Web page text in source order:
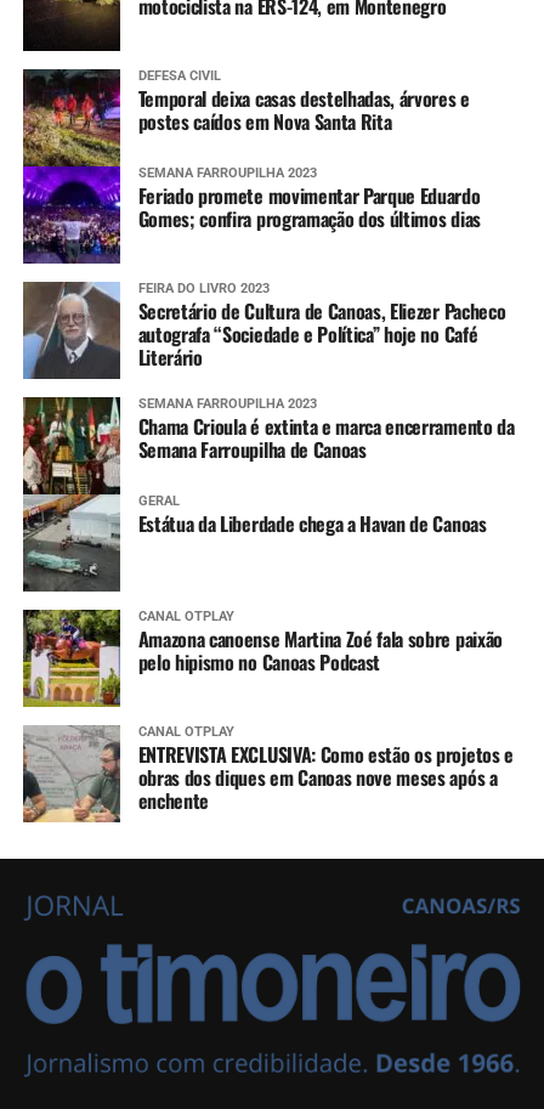
motociclista na ERS-124, em Montenegro
DEFESA CIVIL
Temporal deixa casas destelhadas, árvores e
postes caídos em Nova Santa Rita
SEMANA FARROUPILHA 2023
Feriado promete movimentar Parque Eduardo
Gomes; confira programação dos últimos dias
FEIRA DO LIVRO 2023
Secretário de Cultura de Canoas, Eliezer Pacheco
autografa “Sociedade e Política” hoje no Café
Literário
SEMANA FARROUPILHA 2023
Chama Crioula é extinta e marca encerramento da
Semana Farroupilha de Canoas
GERAL
Estátua da Liberdade chega a Havan de Canoas
CANAL OTPLAY
Amazona canoense Martina Zoé fala sobre paixão
pelo hipismo no Canoas Podcast
CANAL OTPLAY
ENTREVISTA EXCLUSIVA: Como estão os projetos e
obras dos diques em Canoas nove meses após a
enchente